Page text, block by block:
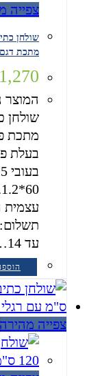
צפייה
מתכת דגם
1,270
המוצר
שולחן
בעלת
עד 14…
צפייה מהירה